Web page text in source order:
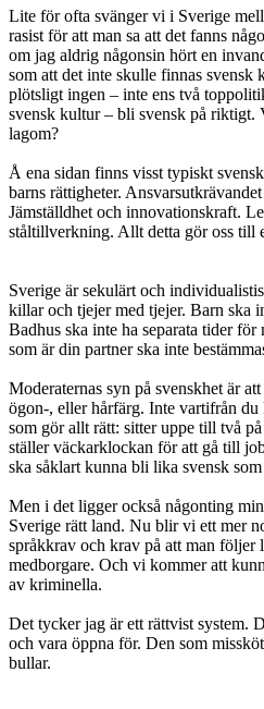
Lite för ofta svänger vi i Sverige
rasist för att man sa att det fanns
om jag aldrig någonsin hört en
som att det inte skulle finnas svensk
plötsligt ingen – inte ens två
svensk kultur – bli svensk på riktigt.
lagom?
Å ena sidan finns visst typiskt
barns rättigheter.
Jämställdhet och innovationskraft.
ståltillverkning. Allt detta gör oss till
Sverige är sekulärt och
killar och tjejer med tjejer. Barn ska
Badhus ska inte ha separata tider
som är din partner ska inte
Moderaternas syn på svenskhet är
ögon-, eller hårfärg. Inte vartifrån
som gör allt rätt: sitter uppe till två
ställer väckarklockan för att gå till
ska såklart kunna bli lika svensk
Men i det ligger också någonting
Sverige rätt land. Nu blir vi ett mer
språkkrav och krav på att man följer
medborgare. Och vi kommer att
av kriminella.
Det tycker jag är ett rättvist system.
och vara öppna för. Den som
bullar.